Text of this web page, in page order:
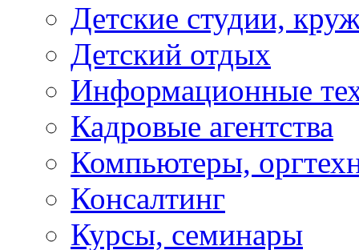
Детские студии,
Детский отдых
Информационные
Кадровые агентства
Компьютеры,
Консалтинг
Курсы, семинары